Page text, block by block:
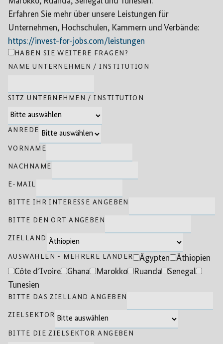
Erfahren Sie mehr über unsere Leistungen für
Unternehmen, Hochschulen, Kammern und Verbände:
https://invest-for-jobs.com/leistungen
HABEN SIE WEITERE FRAGEN?
NAME UNTERNEHMEN / INSTITUTION
SITZ UNTERNEHMEN / INSTITUTION
ANREDE
VORNAME
NACHNAME
E-MAIL
BITTE IHR INTERESSE ANGEBEN
BITTE DEN ORT ANGEBEN
ZIELLAND
AUSWÄHLEN - MEHRERE LÄNDER Ägypten
Äthiopien
Côte d’Ivoire
Ghana Marokko Ruanda
Senegal
Tunesien
BITTE DAS ZIELLAND ANGEBEN
ZIELSEKTOR
BITTE DIE ZIELSEKTOR ANGEBEN